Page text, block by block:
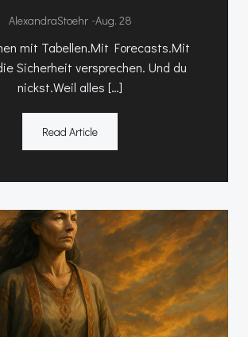
AlexandraStoehr -Aug. 28
mit Tabellen.Mit Forecasts.Mit
Sicherheit versprechen. Und du
nickst.Weil alles […]
Read Article